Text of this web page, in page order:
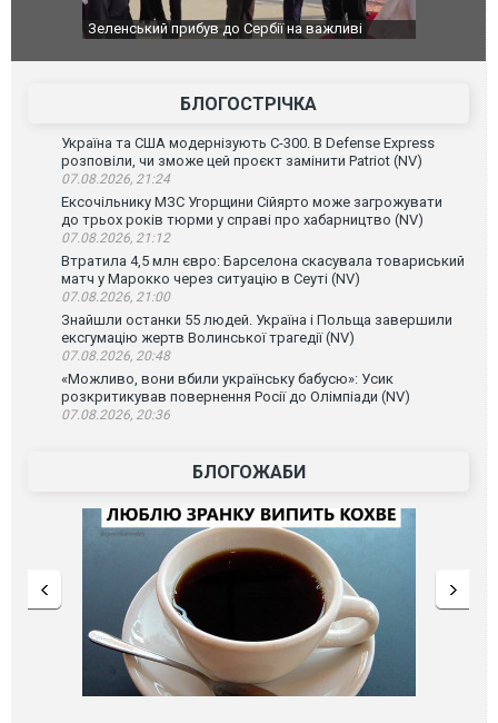
"Вони воюють, самі хочуть воювати, бо дурні": у
зневажливих слів про українських захисників.
В
порт: над
ВІДЕО
БЛОГОСТРІЧКА
Україна та США модернізують С-300. В Defense Express
розповіли, чи зможе цей проєкт замінити Patriot (NV)
07.08.2026, 21:24
Ексочільнику МЗС Угорщини Сійярто може загрожувати
до трьох років тюрми у справі про хабарництво (NV)
07.08.2026, 21:12
Втратила 4,5 млн євро: Барселона скасувала товариський
матч у Марокко через ситуацію в Сеуті (NV)
07.08.2026, 21:00
Знайшли останки 55 людей. Україна і Польща завершили
ексгумацію жертв Волинської трагедії (NV)
07.08.2026, 20:48
«Можливо, вони вбили українську бабусю»: Усик
розкритикував повернення Росії до Олімпіади (NV)
07.08.2026, 20:36
БЛОГОЖАБИ